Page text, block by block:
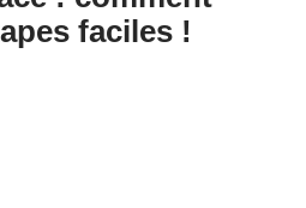
faciles !